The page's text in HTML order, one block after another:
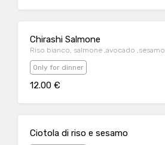
Chirashi Salmone
Riso bianco, salmone ,avocado ,sesamo
Only for dinner
12.00 €
Ciotola di riso e sesamo